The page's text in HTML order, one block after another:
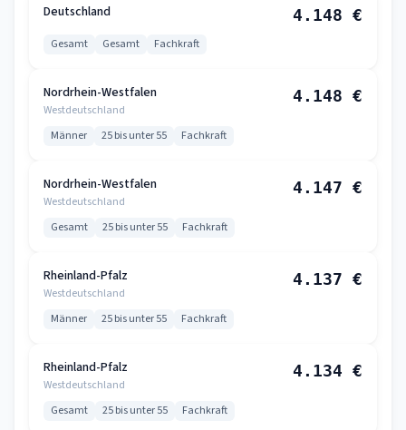
Deutschland 4.148 €
Gesamt Gesamt Fachkraft
Nordrhein-Westfalen
Westdeutschland
4.148 €
Männer 25 bis unter 55 Fachkraft
Nordrhein-Westfalen
Westdeutschland
4.147 €
Gesamt 25 bis unter 55 Fachkraft
Rheinland-Pfalz
Westdeutschland
4.137 €
Männer 25 bis unter 55 Fachkraft
Rheinland-Pfalz
Westdeutschland
4.134 €
Gesamt 25 bis unter 55 Fachkraft